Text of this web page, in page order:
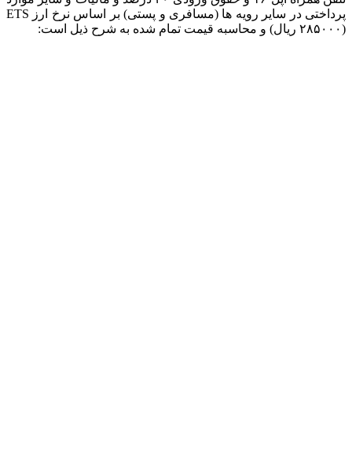
پرداختی در سایر رویه ها (مسافری و پستی) بر اساس نرخ ارز ETS
(۲۸۵۰۰۰ ریال) و محاسبه قیمت تمام شده به شرح ذیل است: